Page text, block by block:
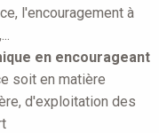
l'encouragement à
en encourageant
soit en matière
d'exploitation des